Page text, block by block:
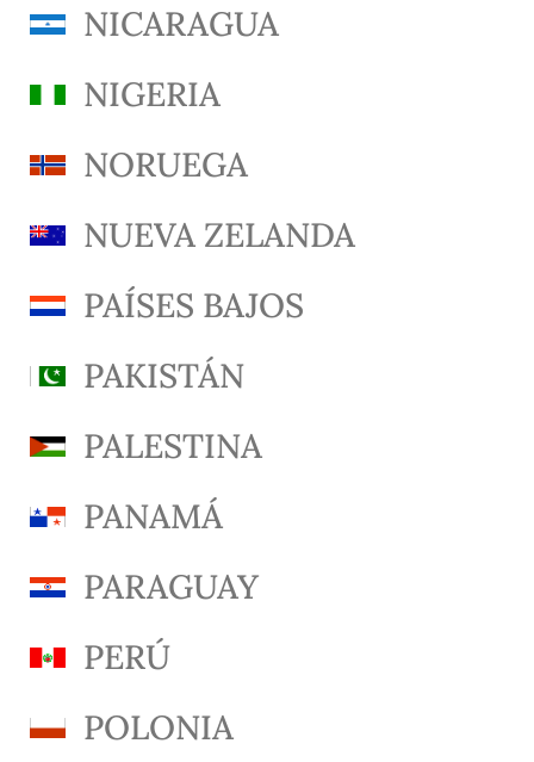
NICARAGUA
NIGERIA
NORUEGA
NUEVA ZELANDA
PAÍSES BAJOS
PAKISTÁN
PALESTINA
PANAMÁ
PARAGUAY
PERÚ
POLONIA